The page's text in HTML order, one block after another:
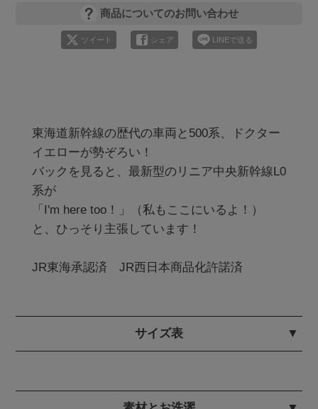
商品についてのお問い合わせ
ツイート シェア LINEで送る
東海道新幹線の歴代の車両と500系、ドクター
イエローが勢ぞろい！
バックを見ると、最新型のリニア中央新幹線L0
系が
「I'm here too！」（私もここにいるよ！）
と、ひっそり主張しています！
JR東海承認済　JR西日本商品化許諾済
サイズ表